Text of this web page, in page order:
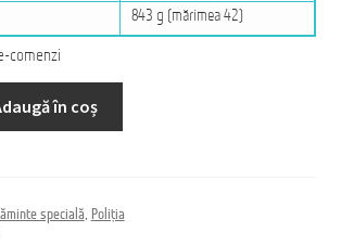
843 g (mărimea 42)
comenzi
în coș
specială, Poliția